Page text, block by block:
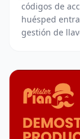
códigos de
huésped
gestión de